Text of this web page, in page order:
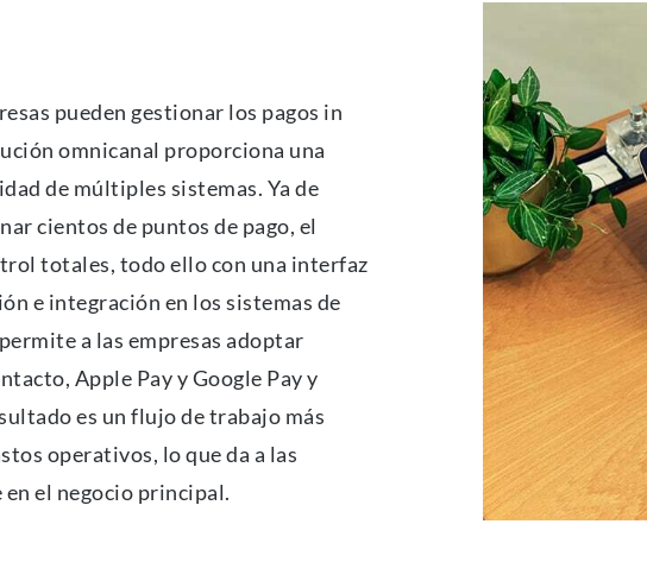
pueden gestionar los pagos in
omnicanal proporciona una
de múltiples sistemas. Ya de
cientos de puntos de pago, el
totales, todo ello con una interfaz
e integración en los sistemas de
a las empresas adoptar
Apple Pay y Google Pay y
es un flujo de trabajo más
operativos, lo que da a las
el negocio principal.